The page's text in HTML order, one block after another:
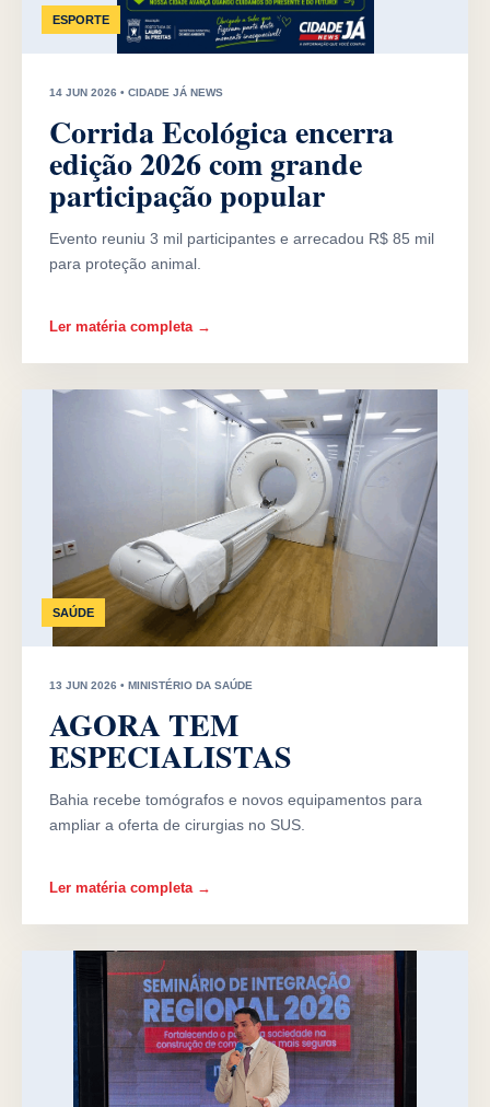
ESPORTE
14 JUN 2026 • CIDADE JÁ NEWS
Corrida Ecológica encerra
edição 2026 com grande
participação popular
Evento reuniu 3 mil participantes e arrecadou R$ 85 mil
para proteção animal.
Ler matéria completa →
SAÚDE
13 JUN 2026 • MINISTÉRIO DA SAÚDE
AGORA TEM
ESPECIALISTAS
Bahia recebe tomógrafos e novos equipamentos para
ampliar a oferta de cirurgias no SUS.
Ler matéria completa →